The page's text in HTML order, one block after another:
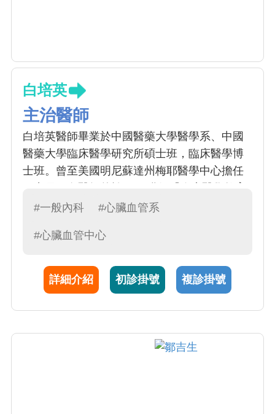
白培英
主治醫師
白培英醫師畢業於中國醫藥大學醫學系、中國
醫藥大學臨床醫學研究所碩士班，臨床醫學博
士班。曾至美國明尼蘇達州梅耶醫學中心擔任
貢獻獎』，現任內科部一般內科主任、病委會
豐富外，對病人極為關心，視病猶親正是一般
合JCIA評鑑，並擔任AOP章節負責人，2017亦
協助通過國際HIMS level 6之電子病歷評鑑。目
前則協助病歷結構化及本院系統優化之工作。
論文獎，2018年亦在歐洲醫學教育年會(AMEE)
#一般內科 #心臟血管系
#心臟血管中心
詳細介紹 初診掛號 複診掛號